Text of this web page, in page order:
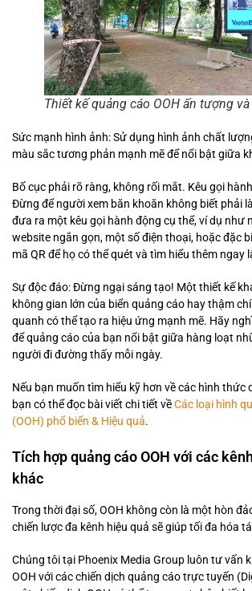
Thiết kế quảng cáo OOH ấn tượng
Sức mạnh hình ảnh: Sử dụng hình ảnh chất
màu sắc tương phản mạnh mẽ để nổi bật giữa
Bố cục phải rõ ràng, không rối mắt. Kêu gọi
Đừng để người xem băn khoăn không biết phải
đưa ra một kêu gọi hành động cụ thể, ví dụ như
website ngắn gọn, một số điện thoại, hoặc đặc
mã QR để họ có thể quét và tìm hiểu thêm ngay
Sự độc đáo: Đừng ngại sáng tạo! Một thiết kế
không gian lớn của biển quảng cáo hay thậm
quanh có thể tạo ra hiệu ứng mạnh mẽ. Hãy
để quảng cáo của bạn nổi bật giữa hàng loạt
người đi đường thấy mỗi ngày.
Nếu bạn muốn tìm hiểu kỹ hơn về các hình thức
bạn có thể đọc bài viết chi tiết vềCác loại hình
(OOH) phổ biến & Hiệu quả.
Tích hợp quảng cáo OOH với các
khác
Trong thời đại số, OOH không còn là một hòn
chiến lược đa kênh hiệu quả sẽ giúp tối đa hóa
Chúng tôi tại Phoenix Media Group luôn tư vấn
OOH với các chiến dịch quảng cáo trực tuyến